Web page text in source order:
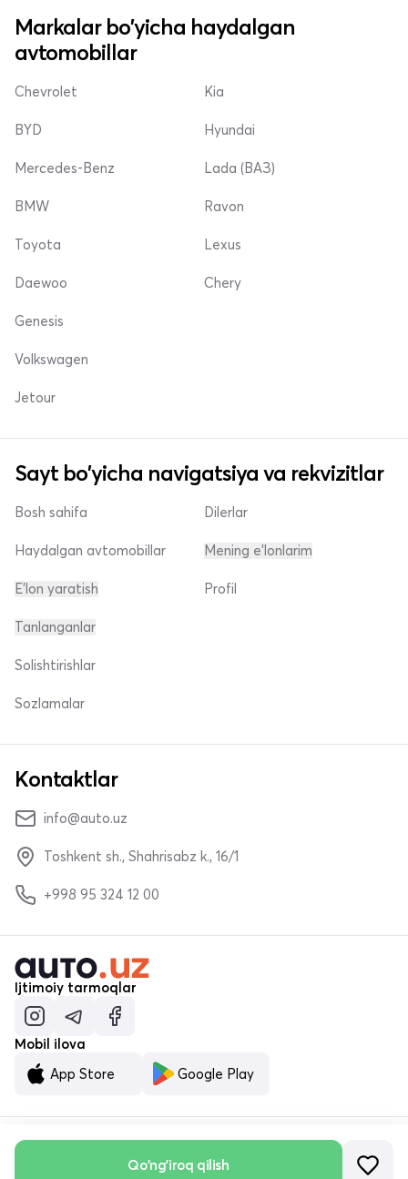
Qo'ng'iroq qilish
Markalar bo'yicha haydalgan
avtomobillar
Chevrolet
BYD
Mercedes-Benz
Kia
Hyundai
Lada (ВАЗ)
BMW
Toyota
Daewoo
Ravon
Lexus
Chery
Genesis
Volkswagen
Jetour
Sayt bo'yicha navigatsiya va rekvizitlar
Bosh sahifa
Haydalgan avtomobillar
E'lon yaratish
Dilerlar
Mening e'lonlarim
Profil
Tanlanganlar
Solishtirishlar
Sozlamalar
Kontaktlar
info@auto.uz
Toshkent sh., Shahrisabz k., 16/1
+998 95 324 12 00
Ijtimoiy tarmoqlar
Mobil ilova
App Store
Google Play
© «MALUMOTNOMA» MChJ 2023–2026